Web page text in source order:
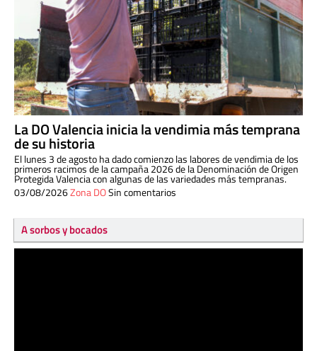
La DO Valencia inicia la vendimia más temprana
de su historia
El lunes 3 de agosto ha dado comienzo las labores de vendimia de los
primeros racimos de la campaña 2026 de la Denominación de Origen
Protegida Valencia con algunas de las variedades más tempranas.
03/08/2026Zona DOSin comentarios
A sorbos y bocados